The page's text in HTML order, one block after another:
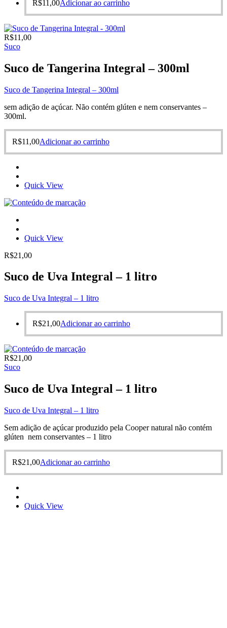
R$11,00Adicionar ao carrinho
R$11,00
Suco
Suco de Tangerina Integral – 300ml
Suco de Tangerina Integral – 300ml
sem adição de açúcar. Não contém glúten e nem conservantes –
300ml.
R$11,00Adicionar ao carrinho
Quick View
Quick View
R$21,00
Suco de Uva Integral – 1 litro
Suco de Uva Integral – 1 litro
R$21,00Adicionar ao carrinho
R$21,00
Suco
Suco de Uva Integral – 1 litro
Suco de Uva Integral – 1 litro
Sem adição de açúcar produzido pela Cooper natural não contém
glúten nem conservantes – 1 litro
R$21,00Adicionar ao carrinho
Quick View